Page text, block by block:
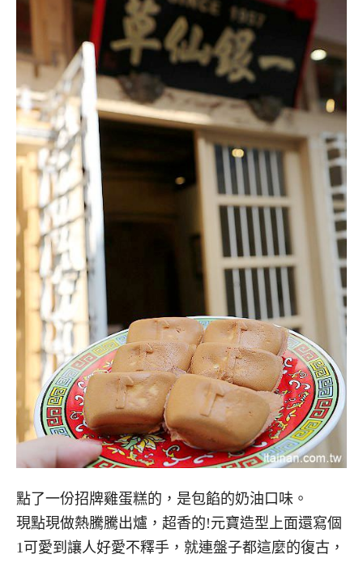
點了一份招牌雞蛋糕的，是包餡的奶油口味。
現點現做熱騰騰出爐，超香的!元寶造型上面還寫個
1可愛到讓人好愛不釋手，就連盤子都這麼的復古，